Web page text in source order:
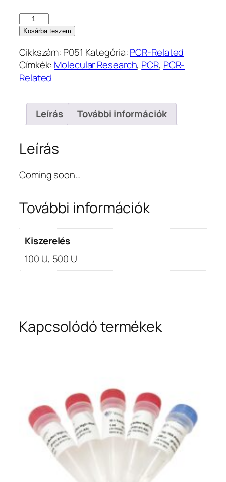
Heat-
labile
(P051)
mennyiség
Kosárba teszem
Cikkszám: P051 Kategória:PCR-Related
Címkék: Molecular Research, PCR, PCR-
Related
Leírás További információk
Leírás
Coming soon…
További információk
Kiszerelés
100 U, 500 U
Kapcsolódó termékek